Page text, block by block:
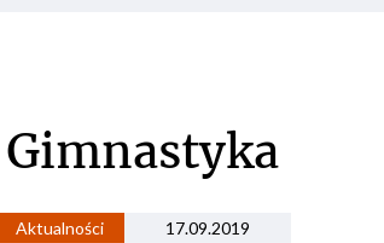
Gimnastyka
Aktualności 17.09.2019